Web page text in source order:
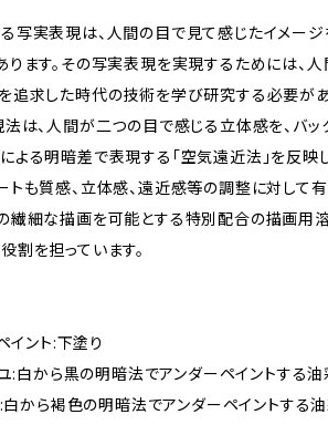
写実表現は、人間の目で見て感じたイメー
ります。その写実表現を実現するためには、
追求した時代の技術を学び研究する必要が
法は、人間が二つの目で感じる立体感を、バッ
よる明暗差で表現する「空気遠近法」を反映し
トも質感、立体感、遠近感等の調整に対して有
繊細な描画を可能とする特別配合の描画用
割を担っています。
イント:下塗り
:白から黒の明暗法でアンダーペイントする
から褐色の明暗法でアンダーペイントする